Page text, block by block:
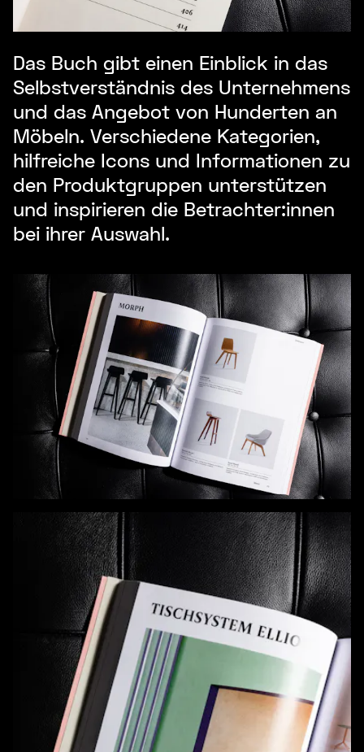
Das Buch gibt einen Einblick in das
Selbstverständnis des Unternehmens
und das Angebot von Hunderten an
Möbeln. Verschiedene Kategorien,
hilfreiche Icons und Informationen zu
den Produktgruppen unterstützen
und inspirieren die Betrachter:innen
bei ihrer Auswahl.